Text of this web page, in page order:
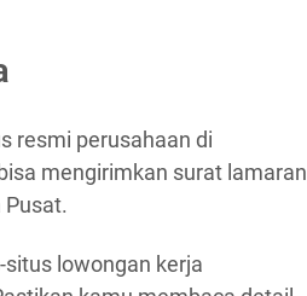
resmi perusahaan di
mengirimkan surat lamaran
lowongan kerja